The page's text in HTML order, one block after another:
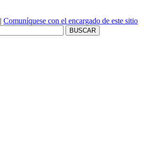
| Comuníquese con el encargado de este sitio